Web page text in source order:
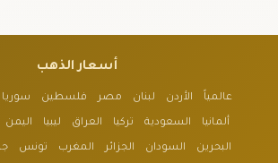
أسعار الذهب
عالمياً الأردن لبنان مصر فلسطين سوريا
ألمانيا السعودية تركيا العراق ليبيا اليمن
البحرين السودان الجزائر المغرب تونس